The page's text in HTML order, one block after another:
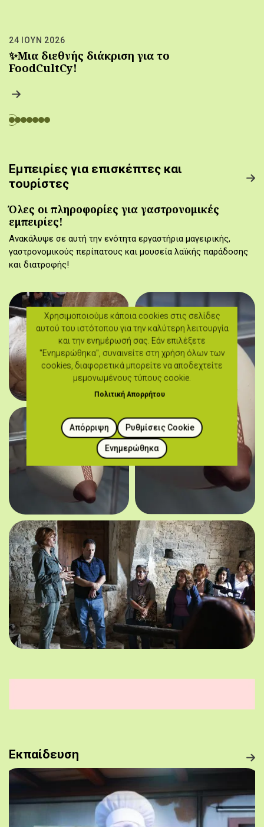
24 ΙΟΥΝ 2026
✨Μια διεθνής διάκριση για το
FoodCultCy!
Εμπειρίες για επισκέπτες και
τουρίστες
Όλες οι πληροφορίες για γαστρονομικές
εμπειρίες!
Ανακάλυψε σε αυτή την ενότητα εργαστήρια μαγειρικής,
γαστρονομικούς περίπατους και μουσεία λαϊκής παράδοσης
και διατροφής!
Εκπαίδευση
Χρησιμοποιούμε κάποια cookies στις σελίδες
αυτού του ιστότοπου για την καλύτερη λειτουργία
και την ενημέρωσή σας. Εάν επιλέξετε
"Ενημερώθηκα", συναινείτε στη χρήση όλων των
cookies, διαφορετικά μπορείτε να αποδεχτείτε
μεμονωμένους τύπους cookie.
Πολιτική Απορρήτου
Ρυθμίσεις Cookie
Απόρριψη
Ενημερώθηκα